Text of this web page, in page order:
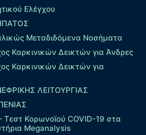
Ελέγχου
Μεταδιδόμενα Νοσήματα
Καρκινικών Δεικτών για Άνδρες
Καρκινικών Δεικτών για
ΛΕΙΤΟΥΡΓΙΑΣ
Τεστ Κορωνοϊού COVID-19 στα
Meganalysis